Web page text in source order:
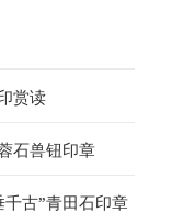
赏读
石兽钮印章
古”青田石印章